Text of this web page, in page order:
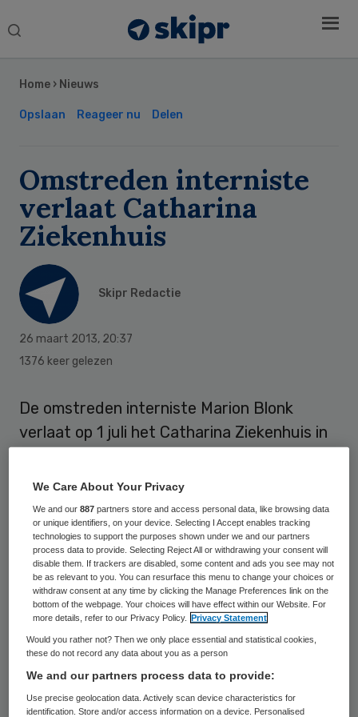
Search
Home › Nieuws
Opslaan Reageer nu Delen
Omstreden interniste
verlaat Catharina
Ziekenhuis
Skipr Redactie
26 maart 2013, 20:37
1376 keer gelezen
De omstreden interniste Marion Blonk
verlaat op 1 juli het Catharina Ziekenhuis in
de maatschap Inwendige Geneeskunde,
maakte het ziekenhuis dinsdag bekend.
Blonk ligt al lang onder vuur. Een collega
waarschuwde in 2009 het ziekenhuis dat
ze niet zou functioneren. Bovendien
ontdekte het ziekenhuis dat ze
behandelingen niet volgens de regels
declareerde. En hoewel er geen bewijs was
voor fraude, kreeg ze een waarschuwing
en werd te veel gedeclareerd geld
Sidebar
We Care About Your Privacy
We and our887 partners store and access personal data, like browsing data
or unique identifiers, on your device. Selecting I Accept enables tracking
technologies to support the purposes shown under we and our partners
process data to provide. Selecting Reject All or withdrawing your consent will
disable them. If trackers are disabled, some content and ads you see may not
be as relevant to you. You can resurface this menu to change your choices or
withdraw consent at any time by clicking the Manage Preferences link on the
bottom of the webpage. Your choices will have effect within our Website. For
more details, refer to our Privacy Policy.
Privacy Statement
Would you rather not? Then we only place essential and statistical cookies,
these do not record any data about you as a person
We and our partners process data to provide:
Use precise geolocation data. Actively scan device characteristics for
identification. Store and/or access information on a device. Personalised